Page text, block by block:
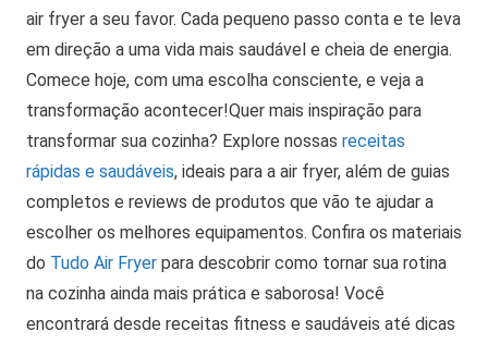
air fryer a seu favor. Cada pequeno passo conta e te leva
em direção a uma vida mais saudável e cheia de energia.
Comece hoje, com uma escolha consciente, e veja a
transformação acontecer!Quer mais inspiração para
transformar sua cozinha? Explore nossas receitas
rápidas e saudáveis, ideais para a air fryer, além de guias
completos e reviews de produtos que vão te ajudar a
escolher os melhores equipamentos. Confira os materiais
do Tudo Air Fryer para descobrir como tornar sua rotina
na cozinha ainda mais prática e saborosa! Você
encontrará desde receitas fitness e saudáveis até dicas